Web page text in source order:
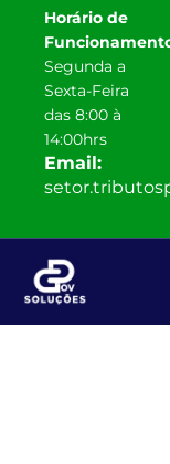
Horário de
Segunda a
Sexta-Feira
das 8:00 à
14:00hrs
Email: